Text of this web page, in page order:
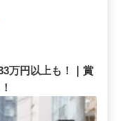
万円以上も！｜賞